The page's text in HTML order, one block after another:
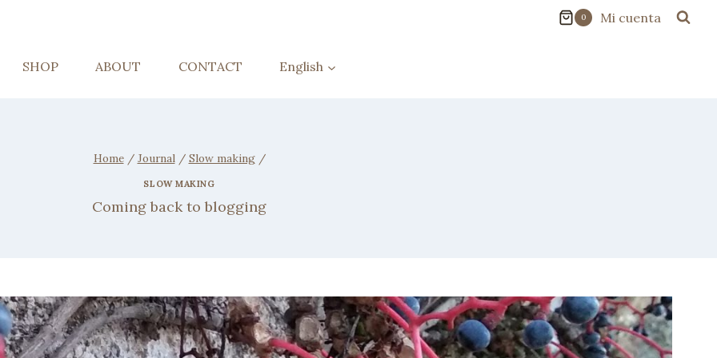
0 Mi cuenta
SHOP ABOUT CONTACT English
Home / Journal / Slow making /
SLOW MAKING
Coming back to blogging